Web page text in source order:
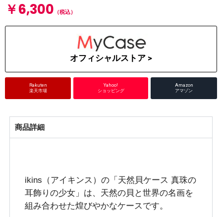
￥6,300 （税込）
オフィシャルストア >
Rakuten
楽天市場
Yahoo!
ショッピング
Amazon
アマゾン
商品詳細
ikins（アイキンス）の「天然貝ケース 真珠の
耳飾りの少女」は、天然の貝と世界の名画を
組み合わせた煌びやかなケースです。